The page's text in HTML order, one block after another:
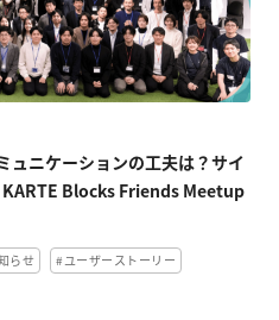
ュニケーションの工夫は？サイ
Blocks Friends Meetup
らせ #ユーザーストーリー